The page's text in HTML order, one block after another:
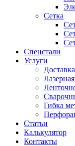
Сетка
Спецстали
Услуги
Гибка
Статьи
Калькулятор
Контакты